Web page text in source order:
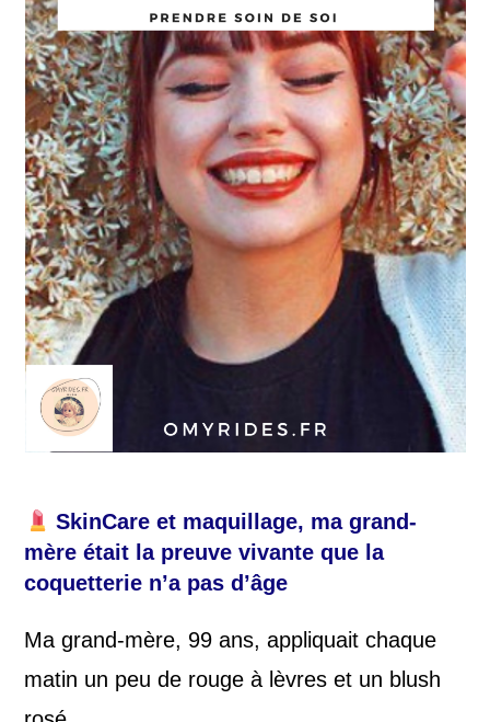
SkinCare et maquillage, ma grand-
mère était la preuve vivante que la
coquetterie n’a pas d’âge
Ma grand-mère, 99 ans, appliquait chaque
matin un peu de rouge à lèvres et un blush